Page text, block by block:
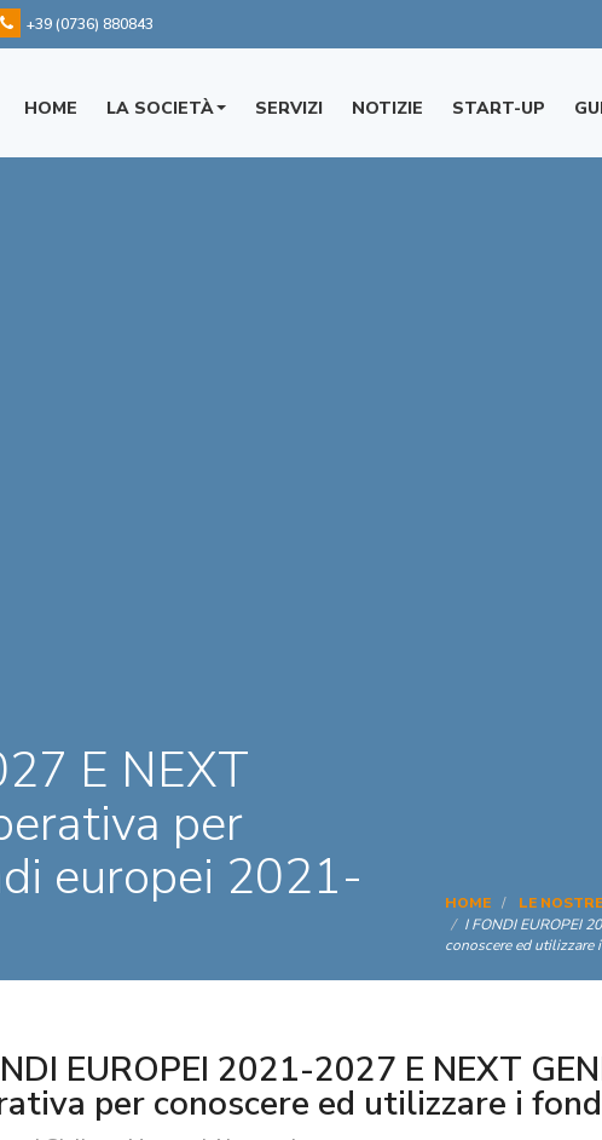
+39 (0736) 880843
HOME LA SOCIETÀ SERVIZI NOTIZIE START-UP
E NEXT
per
europei 2021-
HOME
LE
I FONDI EUROPEI
conoscere ed
EUROPEI 2021-2027 E NEXT
per conoscere ed utilizzare i